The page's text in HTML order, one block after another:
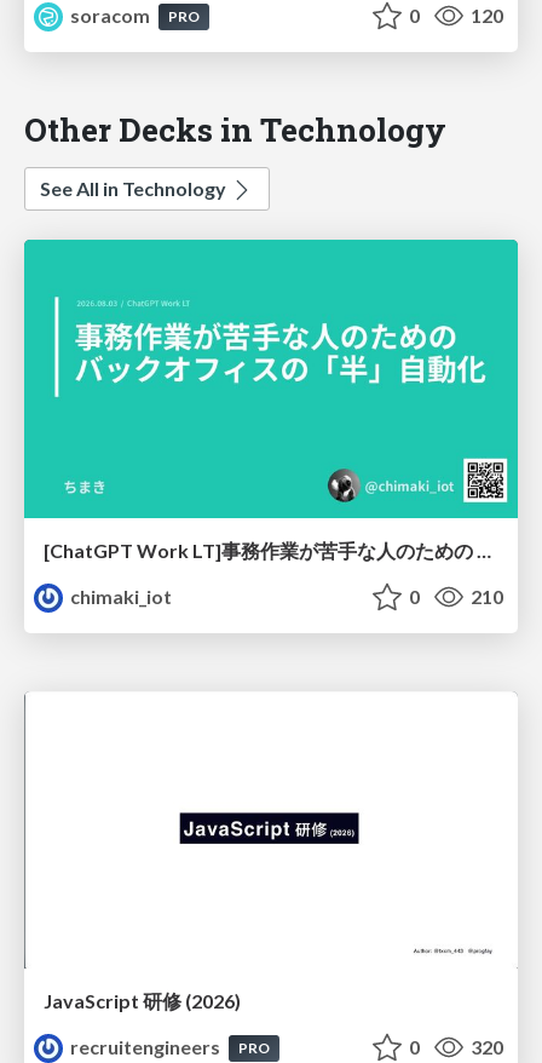
soracom
PRO 0 120
Other Decks in Technology
See All in Technology
chimaki_iot
0 210
JavaScript 研修 (2026)
recruitengineers
PRO 0 320